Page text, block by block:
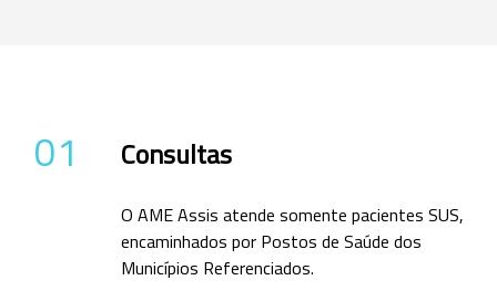
01 Consultas
O AME Assis atende somente pacientes SUS,
encaminhados por Postos de Saúde dos
Municípios Referenciados.